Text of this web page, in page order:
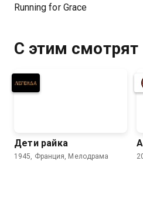
Running for Grace
С этим смотрят
Дети райка
1945, Франция, Мелодрама